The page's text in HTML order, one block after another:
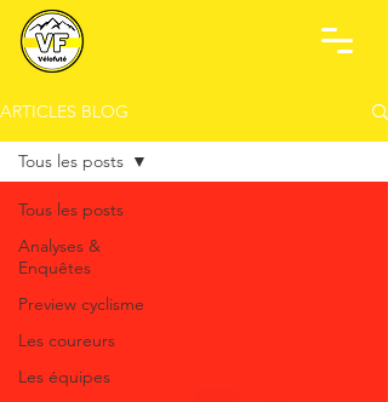
ARTICLES BLOG
Tous les posts
Analyses &
Enquêtes
Preview cyclisme
Les coureurs
Les équipes
Tous les posts